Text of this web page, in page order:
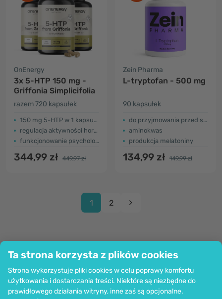
Ta strona korzysta z plików cookies
Strona wykorzystuje pliki cookies w celu poprawy komfortu
użytkowania i dostarczania treści. Niektóre są niezbędne do
prawidłowego działania witryny, inne zaś są opcjonalne.
OnEnergy
3x 5-HTP 150 mg -
Griffonia Simplicifolia
razem 720 kapsułek
150 mg 5-HTP w 1 kapsułce
regulacja aktywności hormonalnej
funkcjonowanie psychologiczne
344,99 zł 449,97 zł
Zein Pharma
L-tryptofan - 500 mg
90 kapsułek
do przyjmowania przed snem
aminokwas
produkcja melatoniny
134,99 zł 149,99 zł
1 2
Informacje
Dołącz do nas